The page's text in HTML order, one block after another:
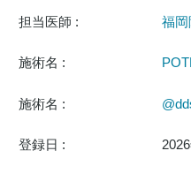
担当医師 : 福
施術名 :
施術名 :
登録日 :